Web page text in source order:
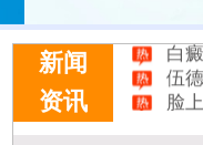
新闻
资讯
白
伍德
脸
白癜